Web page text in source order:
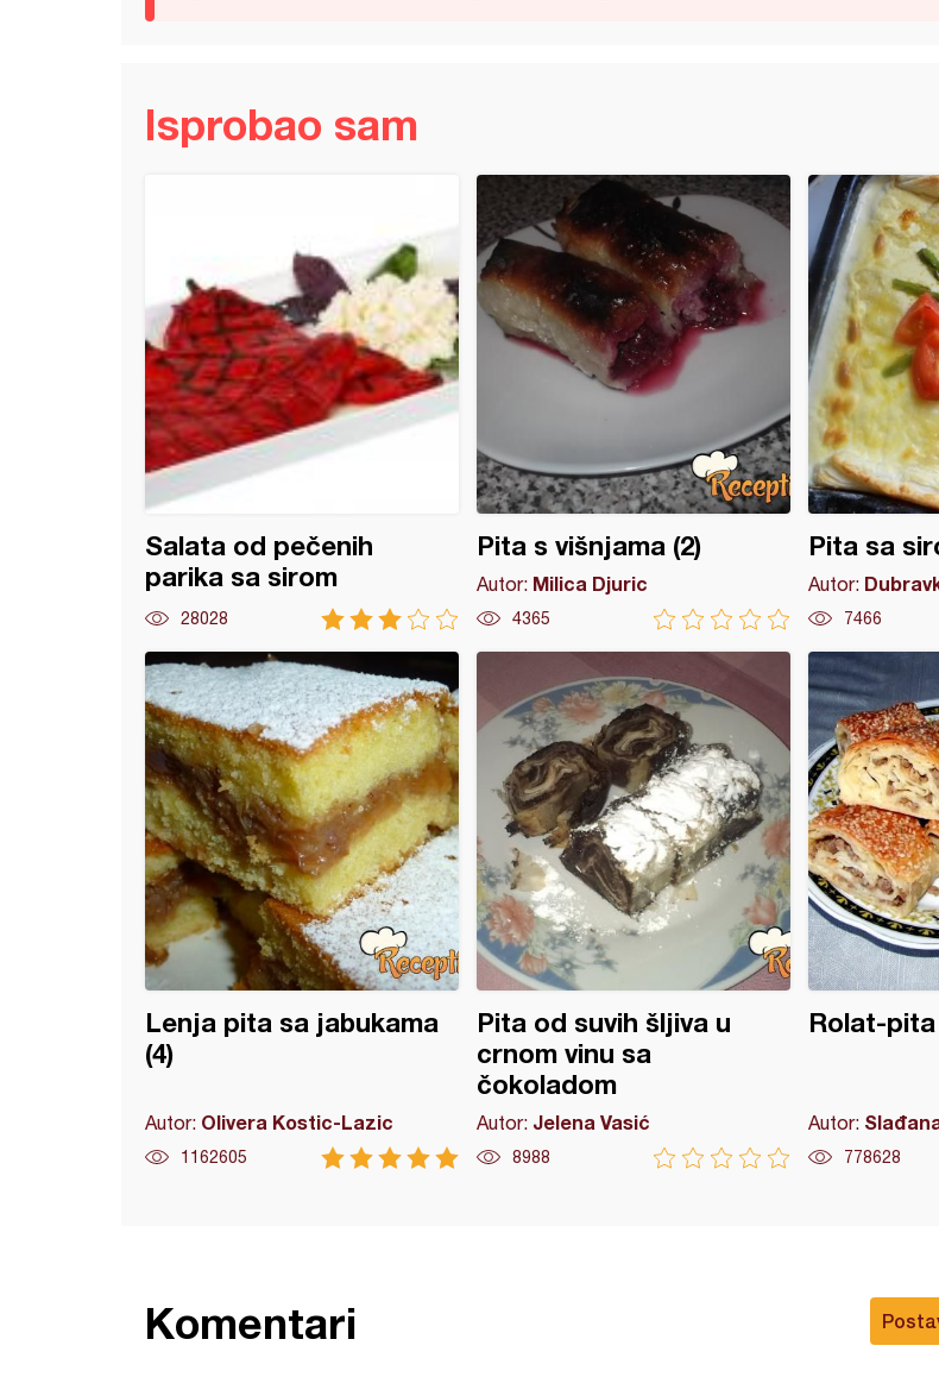
Isprobao sam
Salata od pečenih
parika sa sirom
28028
Pita s višnjama (2)
Autor: Milica Djuric
4365
Pita sa
Autor:
7466
Lenja pita sa jabukama
(4)
Autor: Olivera Kostic-Lazic
1162605
Pita od suvih šljiva u
crnom vinu sa
čokoladom
Autor: Jelena Vasić
8988
Rolat-
Autor:
778628
domaćeg lisnatog testa
Komentari